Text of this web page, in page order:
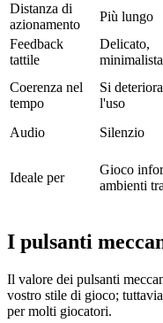
Distanza di
azionamento
Più lungo
Feedback
tattile
Delicato,
minimalista
Coerenza nel
tempo
Si
l'uso
Audio
Silenzio
Ideale per
Gioco
ambienti
I pulsanti
Il valore dei pulsanti
vostro stile di gioco;
per molti giocatori.